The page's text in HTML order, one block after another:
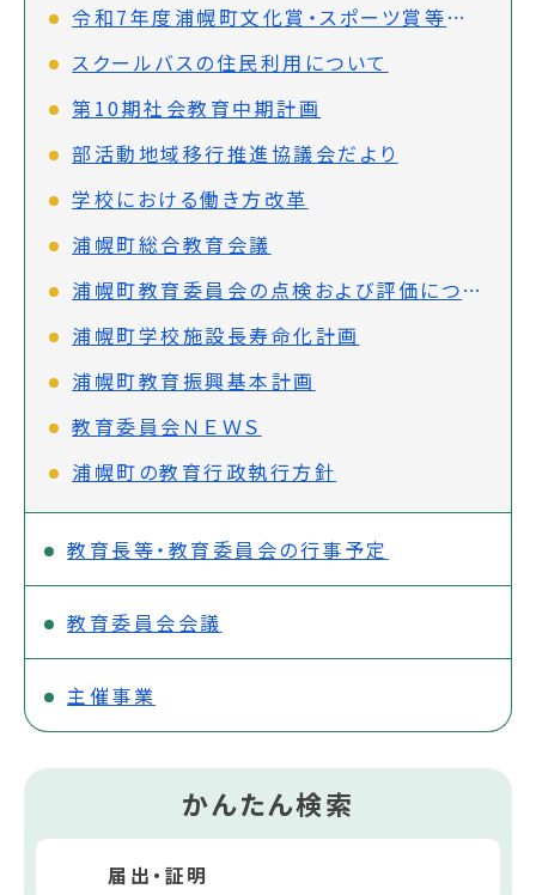
令和7年度浦幌町文化賞・スポーツ賞等表彰者の推薦について
スクールバスの住民利用について
第10期社会教育中期計画
部活動地域移行推進協議会だより
学校における働き方改革
浦幌町総合教育会議
浦幌町教育委員会の点検および評価について
浦幌町学校施設長寿命化計画
浦幌町教育振興基本計画
教育委員会ＮＥＷＳ
浦幌町の教育行政執行方針
教育長等・教育委員会の行事予定
教育委員会会議
主催事業
かんたん検索
届出・証明